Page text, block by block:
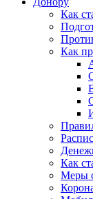
Как
Как
Как
Меры